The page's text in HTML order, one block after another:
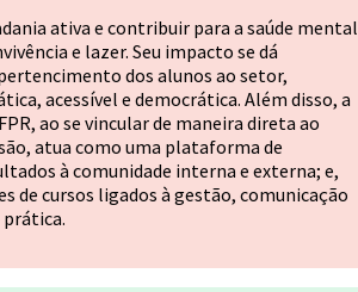
ativa e contribuir para a saúde mental
e lazer. Seu impacto se dá
dos alunos ao setor,
acessível e democrática. Além disso, a
ao se vincular de maneira direta ao
atua como uma plataforma de
à comunidade interna e externa; e,
de cursos ligados à gestão, comunicação